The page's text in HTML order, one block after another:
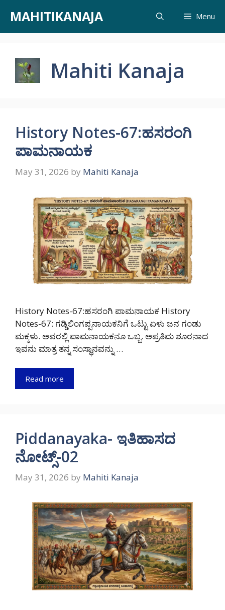
content
MAHITIKANAJA Menu
Mahiti Kanaja
History Notes-67:ಹಸರಂಗಿ
ಪಾಮನಾಯಕ
May 31, 2026 by Mahiti Kanaja
History Notes-67:ಹಸರಂಗಿ ಪಾಮನಾಯಕ History
Notes-67: ಗಡ್ಡಿಲಿಂಗಪ್ಪನಾಯಕನಿಗೆ ಒಟ್ಟು ಏಳು ಜನ ಗಂಡು
ಮಕ್ಕಳು. ಅವರಲ್ಲಿ ಪಾಮನಾಯಕನೂ ಒಬ್ಬ. ಅಪ್ರತಿಮ ಶೂರನಾದ
ಇವನು ಮಾತ್ರ ತನ್ನ ಸಂಸ್ಥಾನವನ್ನು …
Read more
Piddanayaka- ಇತಿಹಾಸದ
ನೋಟ್ಸ್-02
May 31, 2026 by Mahiti Kanaja